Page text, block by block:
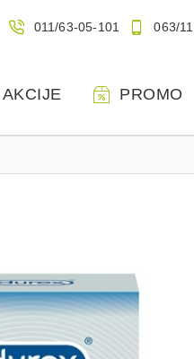
011/63-05-101 063/
AKCIJE PROMO